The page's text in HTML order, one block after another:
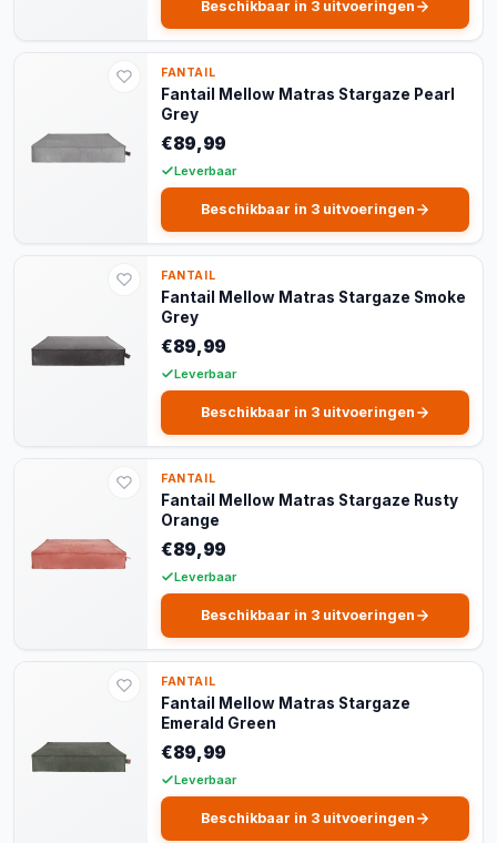
Beschikbaar in 3 uitvoeringen
FANTAIL
Fantail Mellow Matras Stargaze Pearl
Grey
€89,99
Leverbaar
Beschikbaar in 3 uitvoeringen
FANTAIL
Fantail Mellow Matras Stargaze Smoke
Grey
€89,99
Leverbaar
Beschikbaar in 3 uitvoeringen
FANTAIL
Fantail Mellow Matras Stargaze Rusty
Orange
€89,99
Leverbaar
Beschikbaar in 3 uitvoeringen
FANTAIL
Fantail Mellow Matras Stargaze
Emerald Green
€89,99
Leverbaar
Beschikbaar in 3 uitvoeringen